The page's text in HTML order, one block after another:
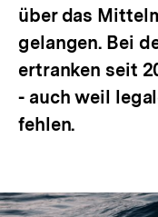
über das
gelangen. Bei
ertranken seit
- auch weil
fehlen.